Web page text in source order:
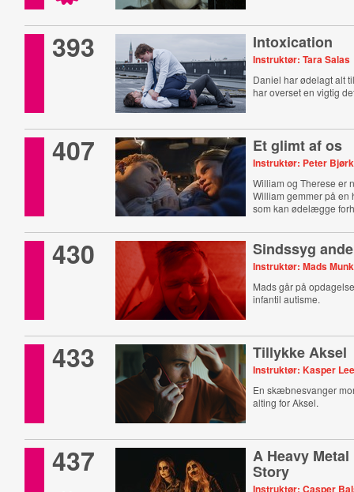
393 Intoxication
Instruktør: Tara Salas
Daniel har ødelagt alt
har overset en vigtig
407 Et glimt af os
Instruktør: Peter
William og Therese er
William gemmer på en
som kan ødelægge
430 Sindssyg
Instruktør: Mads
Mads går på
infantil autisme.
433 Tillykke Aksel
Instruktør: Kasper
En skæbnesvanger
alting for Aksel.
437 A Heavy
Story
Instruktør: Casper